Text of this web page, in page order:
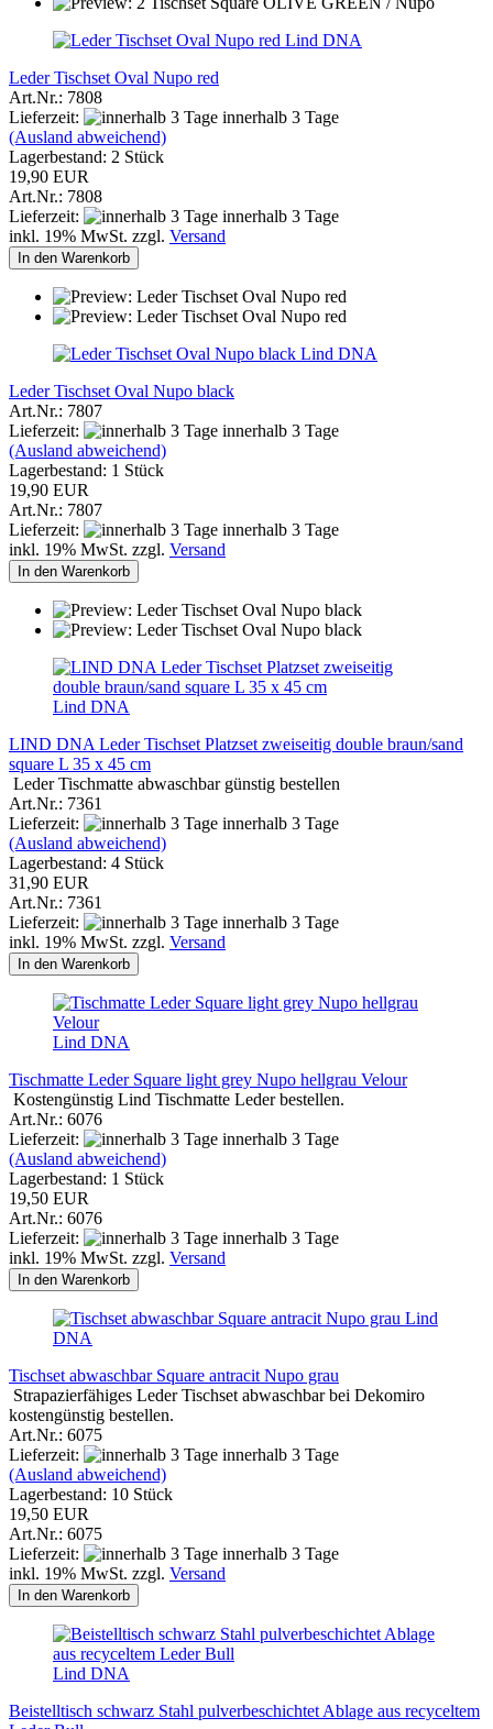
Lind DNA
Leder Tischset Oval Nupo red
Art.Nr.: 7808
Lieferzeit:
innerhalb 3 Tage
(Ausland abweichend)
Lagerbestand: 2 Stück
19,90 EUR
Art.Nr.: 7808
Lieferzeit:
innerhalb 3 Tage
inkl. 19% MwSt. zzgl. Versand
In den Warenkorb
Lind DNA
Leder Tischset Oval Nupo black
Art.Nr.: 7807
Lieferzeit:
innerhalb 3 Tage
(Ausland abweichend)
Lagerbestand: 1 Stück
19,90 EUR
Art.Nr.: 7807
Lieferzeit:
innerhalb 3 Tage
inkl. 19% MwSt. zzgl. Versand
In den Warenkorb
Lind DNA
LIND DNA Leder Tischset Platzset zweiseitig double braun/sand
square L 35 x 45 cm
Leder Tischmatte abwaschbar günstig bestellen
Art.Nr.: 7361
Lieferzeit:
innerhalb 3 Tage
(Ausland abweichend)
Lagerbestand: 4 Stück
31,90 EUR
Art.Nr.: 7361
Lieferzeit:
innerhalb 3 Tage
inkl. 19% MwSt. zzgl. Versand
In den Warenkorb
Lind DNA
Tischmatte Leder Square light grey Nupo hellgrau Velour
Kostengünstig Lind Tischmatte Leder bestellen.
Art.Nr.: 6076
Lieferzeit:
innerhalb 3 Tage
(Ausland abweichend)
Lagerbestand: 1 Stück
19,50 EUR
Art.Nr.: 6076
Lieferzeit:
innerhalb 3 Tage
inkl. 19% MwSt. zzgl. Versand
In den Warenkorb
Lind
DNA
Tischset abwaschbar Square antracit Nupo grau
Strapazierfähiges Leder Tischset abwaschbar bei Dekomiro
kostengünstig bestellen.
Art.Nr.: 6075
Lieferzeit:
innerhalb 3 Tage
(Ausland abweichend)
Lagerbestand: 10 Stück
19,50 EUR
Art.Nr.: 6075
Lieferzeit:
innerhalb 3 Tage
inkl. 19% MwSt. zzgl. Versand
In den Warenkorb
Lind DNA
Beistelltisch schwarz Stahl pulverbeschichtet Ablage aus recyceltem